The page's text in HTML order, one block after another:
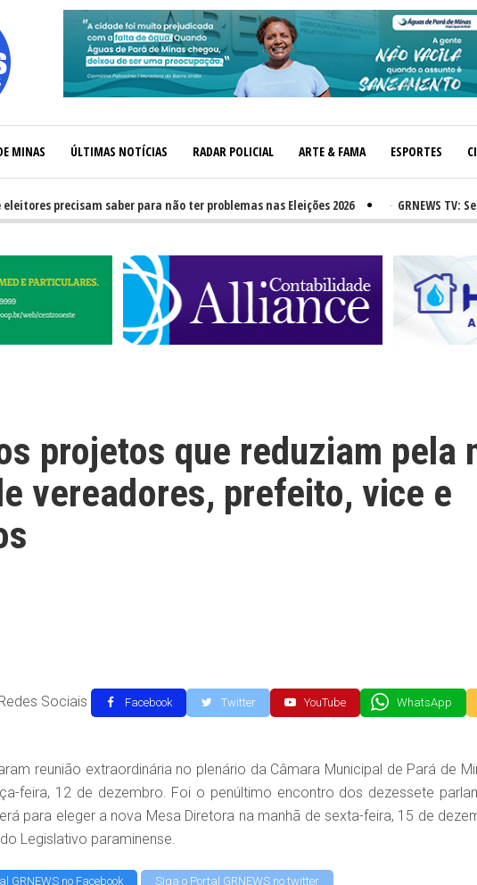
MINAS ÚLTIMAS NOTÍCIAS RADAR POLICIAL ARTE & FAMA ESPORTES
precisam saber para não ter problemas nas Eleições 2026 GRNEWS TV: Seu
projetos que reduziam pela
vereadores, prefeito, vice e
Sociais Facebook Twitter YouTube WhatsApp
reunião extraordinária no plenário da Câmara Municipal de Pará de
feira, 12 de dezembro. Foi o penúltimo encontro dos dezessete
para eleger a nova Mesa Diretora na manhã de sexta-feira, 15 de
Legislativo paraminense.
GRNEWS no Facebook Siga o Portal GRNEWS no twitter